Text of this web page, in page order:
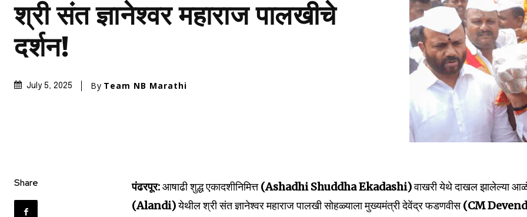
श्री संत ज्ञानेश्वर महाराज पालखीचे
दर्शन!
July 5, 2025 By Team NB Marathi
Share पंढरपूर:आषाढी शुद्ध एकादशीनिमित्त(Ashadhi Shuddha Ekadashi)वाखरी येथे दाखल झालेल्या
(Alandi)येथील श्री संत ज्ञानेश्वर महाराज पालखी सोहळ्याला मुख्यमंत्री देवेंद्र फडणवीस(CM